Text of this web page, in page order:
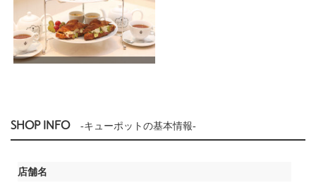
SHOP INFO -キューポットの基本情報-
店舗名